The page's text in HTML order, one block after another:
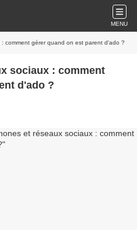
MENU
comment gérer quand on est parent d'ado ?
sociaux : comment
d'ado ?